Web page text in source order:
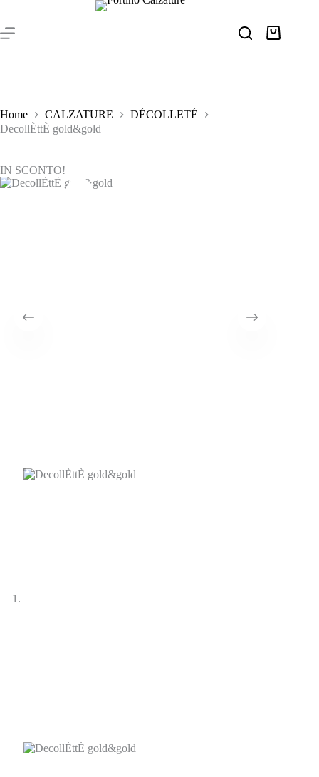
contenuto
Carrello
Home CALZATURE
DÉCOLLETÉ
DecollÈttÈ gold&gold
IN SCONTO!